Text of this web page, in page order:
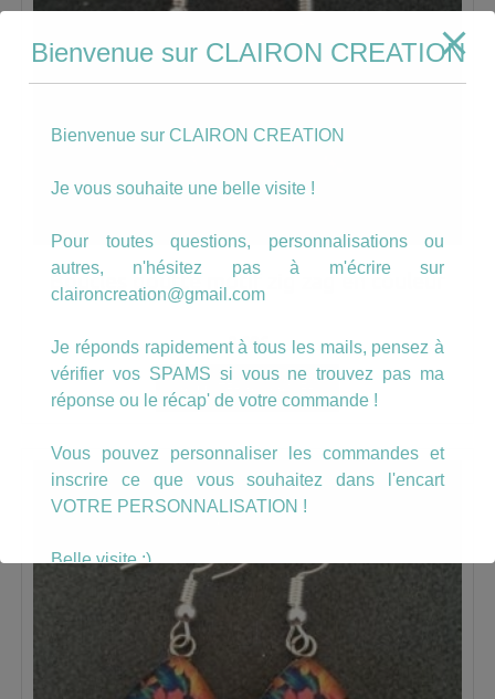
Boucles goutte motif zig zag en couleur
8.00€
Bienvenue sur CLAIRON CREATION
Bienvenue sur CLAIRON CREATION
Je vous souhaite une belle visite !
Pour toutes questions, personnalisations ou
autres, n'hésitez pas à m'écrire sur
claironcreation@gmail.com
Je réponds rapidement à tous les mails, pensez à
vérifier vos SPAMS si vous ne trouvez pas ma
réponse ou le récap' de votre commande !
Vous pouvez personnaliser les commandes et
inscrire ce que vous souhaitez dans l'encart
VOTRE PERSONNALISATION !
Belle visite :)